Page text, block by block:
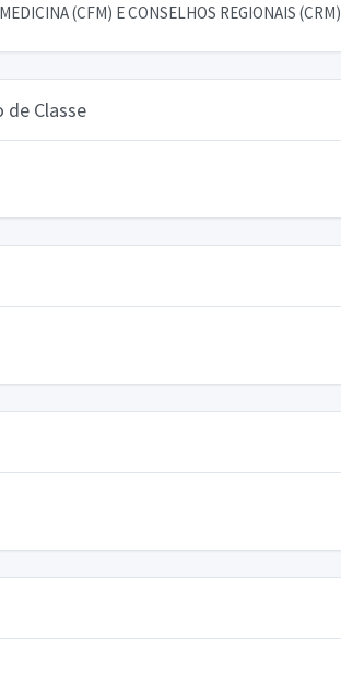
(CFM) E CONSELHOS REGIONAIS (CRM)
de Classe